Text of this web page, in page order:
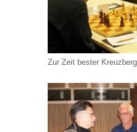
Zur Zeit bester